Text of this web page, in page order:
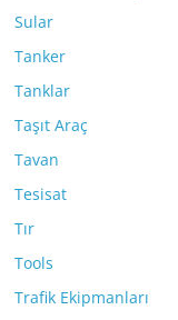
Sular
Tanker
Tanklar
Taşıt Araç
Tavan
Tesisat
Tır
Tools
Trafik Ekipmanları